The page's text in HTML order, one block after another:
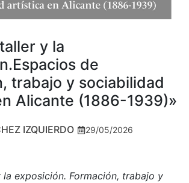
y la
de
trabajo y sociabilidad
Alicante (1886-1939)»
IZQUIERDO 29/05/2026
exposición. Formación, trabajo y